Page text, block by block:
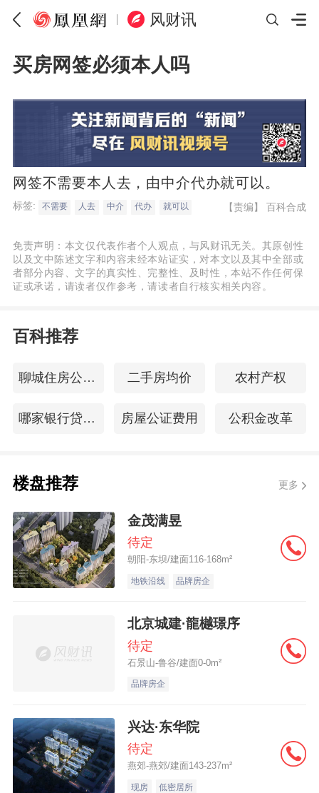
风财讯
买房网签必须本人吗
网签不需要本人去，由中介代办就可以。
标签: 不需要 人去 中介 代办 就可以 【责编】 百科合成
免责声明：本文仅代表作者个人观点，与风财讯无关。其原创性
以及文中陈述文字和内容未经本站证实，对本文以及其中全部或
者部分内容、文字的真实性、完整性、及时性，本站不作任何保
证或承诺，请读者仅作参考，请读者自行核实相关内容。
百科推荐
聊城住房公积金查询 二手房均价 农村产权
哪家银行贷款容易 房屋公证费用 公积金改革
楼盘推荐 更多
金茂满昱
待定
朝阳-东坝/建面116-168m²
地铁沿线 品牌房企
北京城建·龍樾璟序
待定
石景山-鲁谷/建面0-0m²
品牌房企
兴达·东华院
待定
燕郊-燕郊/建面143-237m²
现房 低密居所